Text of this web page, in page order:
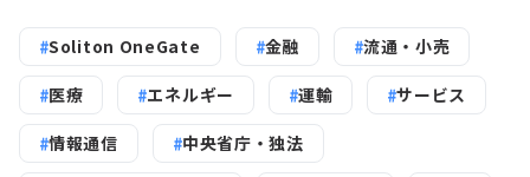
Soliton OneGate 金融 流通・小売
医療 エネルギー 運輸 サービス
情報通信 中央省庁・独法